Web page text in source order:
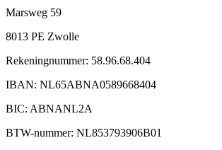
Marsweg 59
8013 PE Zwolle
Rekeningnummer: 58.96.68.404
IBAN: NL65ABNA0589668404
BIC: ABNANL2A
BTW-nummer: NL853793906B01